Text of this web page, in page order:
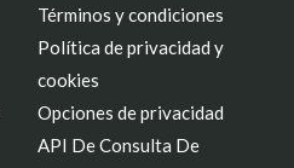
Términos y condiciones
Política de privacidad y
cookies
Opciones de privacidad
API De Consulta De